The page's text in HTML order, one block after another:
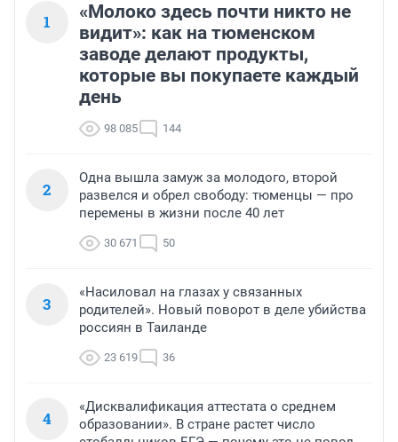
1
«Молоко здесь почти никто не
видит»: как на тюменском
заводе делают продукты,
которые вы покупаете каждый
день
98 085 144
2
Одна вышла замуж за молодого, второй
развелся и обрел свободу: тюменцы — про
перемены в жизни после 40 лет
30 671 50
3
«Насиловал на глазах у связанных
родителей». Новый поворот в деле убийства
россиян в Таиланде
23 619 36
4
«Дисквалификация аттестата о среднем
образовании». В стране растет число